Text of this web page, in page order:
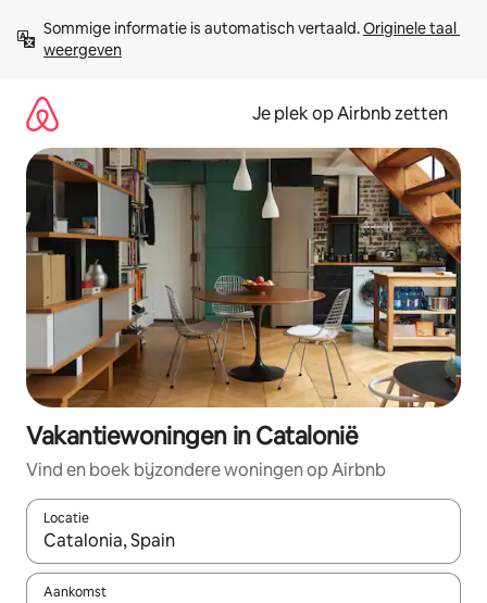
direct
naar
Sommige informatie is automatisch vertaald. Originele taal
weergeven
Je plek op Airbnb zetten
Vakantiewoningen in Catalonië
Vind en boek bijzondere woningen op Airbnb
Locatie
Wanneer er resultaten beschikbaar zijn, maak je een keuze
Aankomst